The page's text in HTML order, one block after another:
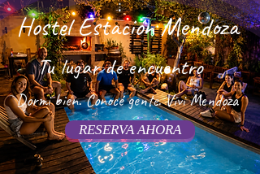
Hostel Estación Mendoza
Tu lugar de encuentro
Dormi bien. Conocé gente. Vivi Mendoza
RESERVA AHORA